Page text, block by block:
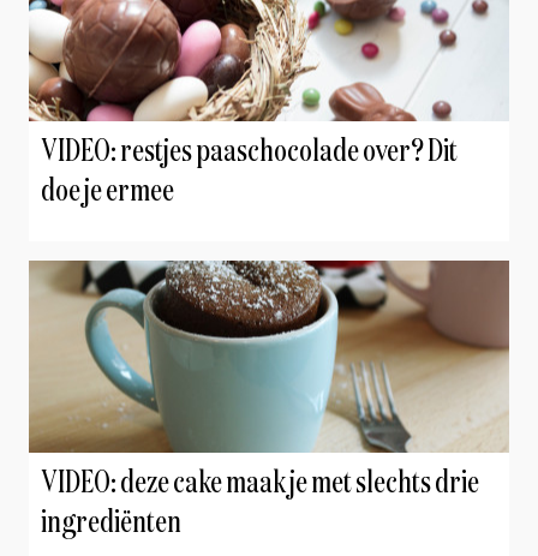
VIDEO: restjes paaschocolade over? Dit
doe je ermee
VIDEO: deze cake maak je met slechts drie
ingrediënten